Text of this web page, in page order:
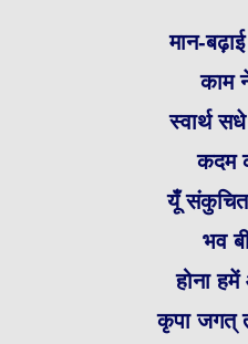
मान-
काम
स्वार्थ
कदम
यूँ संकुचित
भव
होना
कृपा जगत्